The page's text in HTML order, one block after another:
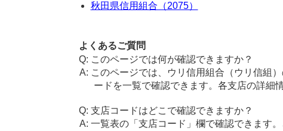
秋田県信用組合（2075）
よくあるご質問
このページでは何が確認できますか？
このページでは、ウリ信用組合（ウリ信組
ードを一覧で確認できます。各支店の詳細
支店コードはどこで確認できますか？
一覧表の「支店コード」欄で確認できます